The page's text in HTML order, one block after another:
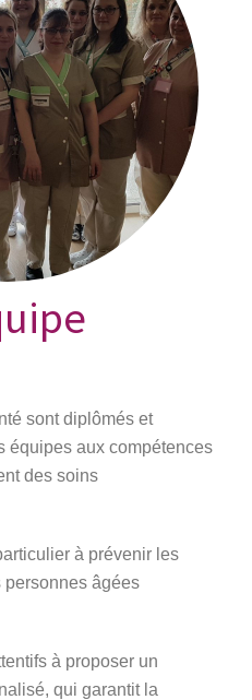
sont diplômés et
équipes aux compétences
des soins
à prévenir les
âgées
à proposer un
qui garantit la